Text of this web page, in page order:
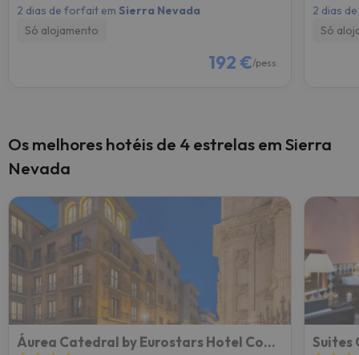
2 dias de forfait em Sierra Nevada
Só alojamento
192 €/pess.
2 dias
Só
Os melhores hotéis de 4 estrelas em Sierra
Nevada
Áurea Catedral by Eurostars Hotel Company Suites